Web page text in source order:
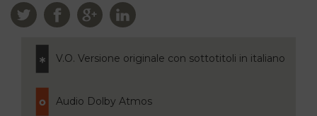
V.O. Versione originale con sottotitoli in italiano
Audio Dolby Atmos